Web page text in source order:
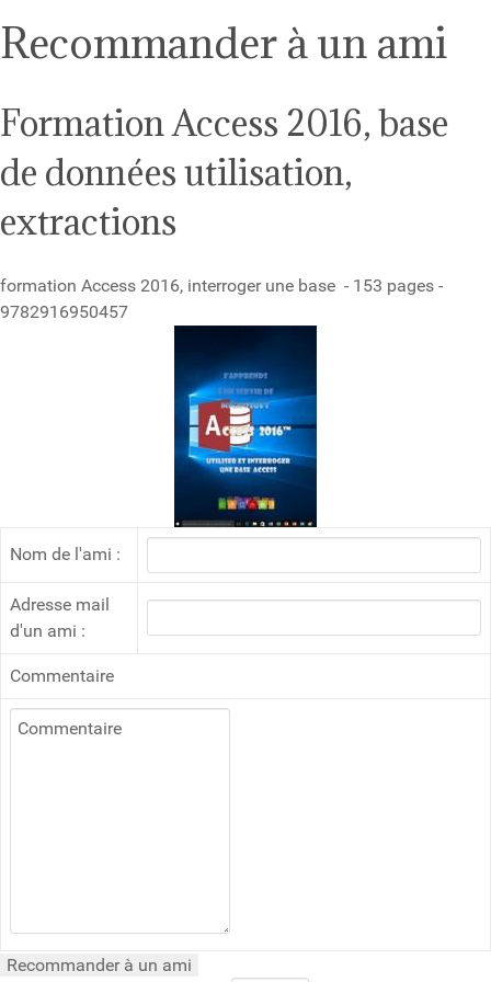
Recommander à un ami
Formation Access 2016, base
de données utilisation,
extractions
formation Access 2016, interroger une base - 153 pages -
9782916950457
Nom de l'ami :
Adresse mail
d'un ami :
Commentaire